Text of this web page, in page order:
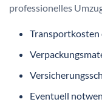
professionelles
Transportkosten
Eventuell